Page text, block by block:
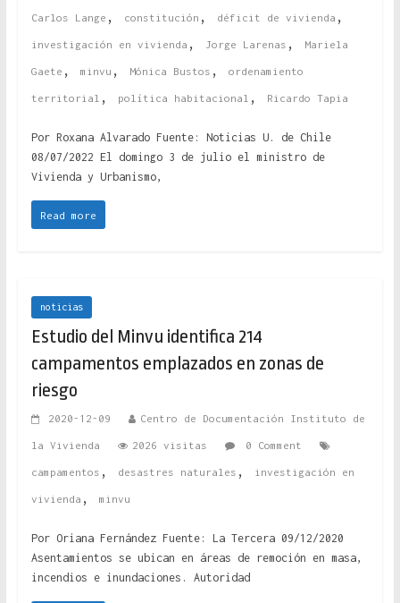
Carlos Lange , constitución , déficit de vivienda ,
investigación en vivienda , Jorge Larenas , Mariela
Gaete , minvu , Mónica Bustos , ordenamiento
territorial , política habitacional , Ricardo Tapia
Por Roxana Alvarado Fuente: Noticias U. de Chile
08/07/2022 El domingo 3 de julio el ministro de
Vivienda y Urbanismo,
Read more
noticias
Estudio del Minvu identifica 214
campamentos emplazados en zonas de
riesgo
2020-12-09 Centro de Documentación Instituto de
la Vivienda 2026 visitas 0 Comment
campamentos , desastres naturales , investigación en
vivienda , minvu
Por Oriana Fernández Fuente: La Tercera 09/12/2020
Asentamientos se ubican en áreas de remoción en masa,
incendios e inundaciones. Autoridad